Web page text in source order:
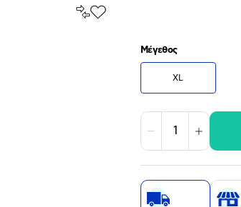
Σύγκρινέ
Προσθήκη
Μέγεθος
XL
Μείωση Αύξηση